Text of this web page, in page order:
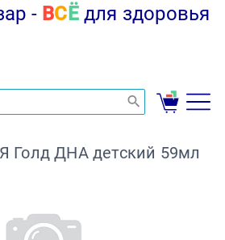
- ВС Ёдля здоровья
ДНА детский 59мл